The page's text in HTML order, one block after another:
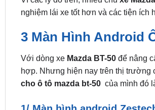
nghiệm lái xe tốt hơn và các tiện ích
3 Màn Hình Android
Với dòng xe Mazda BT-50để nâng
hợp. Nhưng hiện nay trên thị trường
cho ô tô mazda bt-50 của mình đó